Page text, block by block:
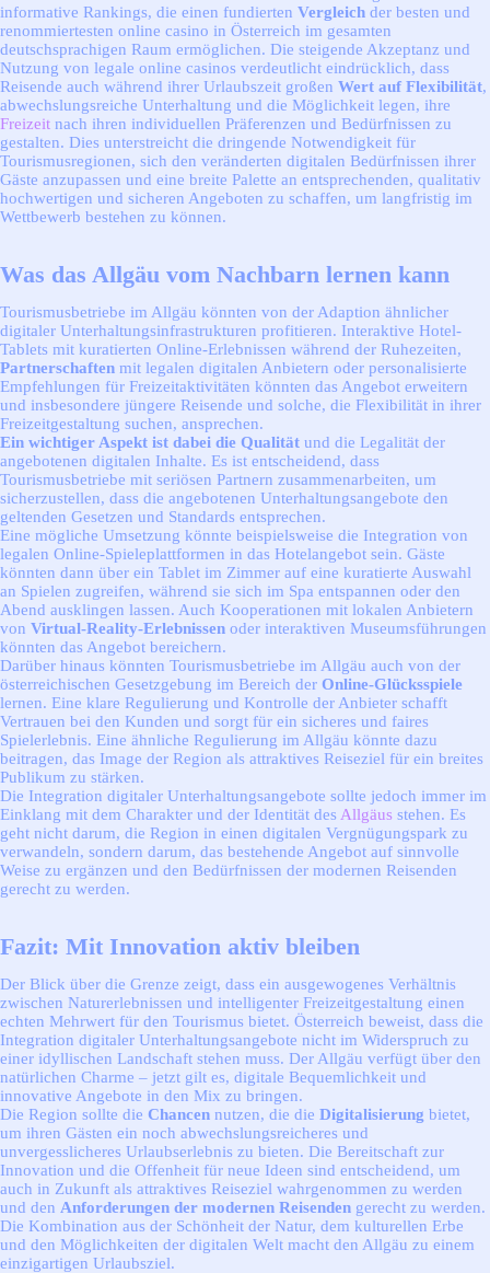
informative Rankings, die einen fundierten Vergleich der besten und
renommiertesten online casino in Österreich im gesamten
deutschsprachigen Raum ermöglichen. Die steigende Akzeptanz und
Nutzung von legale online casinos verdeutlicht eindrücklich, dass
Reisende auch während ihrer Urlaubszeit großen Wert auf Flexibilität,
abwechslungsreiche Unterhaltung und die Möglichkeit legen, ihre
Freizeit nach ihren individuellen Präferenzen und Bedürfnissen zu
gestalten. Dies unterstreicht die dringende Notwendigkeit für
Tourismusregionen, sich den veränderten digitalen Bedürfnissen ihrer
Gäste anzupassen und eine breite Palette an entsprechenden, qualitativ
hochwertigen und sicheren Angeboten zu schaffen, um langfristig im
Wettbewerb bestehen zu können.
Was das Allgäu vom Nachbarn lernen kann
Tourismusbetriebe im Allgäu könnten von der Adaption ähnlicher
digitaler Unterhaltungsinfrastrukturen profitieren. Interaktive Hotel-
Tablets mit kuratierten Online-Erlebnissen während der Ruhezeiten,
Partnerschaften mit legalen digitalen Anbietern oder personalisierte
Empfehlungen für Freizeitaktivitäten könnten das Angebot erweitern
und insbesondere jüngere Reisende und solche, die Flexibilität in ihrer
Freizeitgestaltung suchen, ansprechen.
Ein wichtiger Aspekt ist dabei die Qualität und die Legalität der
angebotenen digitalen Inhalte. Es ist entscheidend, dass
Tourismusbetriebe mit seriösen Partnern zusammenarbeiten, um
sicherzustellen, dass die angebotenen Unterhaltungsangebote den
geltenden Gesetzen und Standards entsprechen.
Eine mögliche Umsetzung könnte beispielsweise die Integration von
legalen Online-Spieleplattformen in das Hotelangebot sein. Gäste
könnten dann über ein Tablet im Zimmer auf eine kuratierte Auswahl
an Spielen zugreifen, während sie sich im Spa entspannen oder den
Abend ausklingen lassen. Auch Kooperationen mit lokalen Anbietern
von Virtual-Reality-Erlebnissen oder interaktiven Museumsführungen
könnten das Angebot bereichern.
Darüber hinaus könnten Tourismusbetriebe im Allgäu auch von der
österreichischen Gesetzgebung im Bereich der Online-Glücksspiele
lernen. Eine klare Regulierung und Kontrolle der Anbieter schafft
Vertrauen bei den Kunden und sorgt für ein sicheres und faires
Spielerlebnis. Eine ähnliche Regulierung im Allgäu könnte dazu
beitragen, das Image der Region als attraktives Reiseziel für ein breites
Publikum zu stärken.
Die Integration digitaler Unterhaltungsangebote sollte jedoch immer im
Einklang mit dem Charakter und der Identität des Allgäus stehen. Es
geht nicht darum, die Region in einen digitalen Vergnügungspark zu
verwandeln, sondern darum, das bestehende Angebot auf sinnvolle
Weise zu ergänzen und den Bedürfnissen der modernen Reisenden
gerecht zu werden.
Fazit: Mit Innovation aktiv bleiben
Der Blick über die Grenze zeigt, dass ein ausgewogenes Verhältnis
zwischen Naturerlebnissen und intelligenter Freizeitgestaltung einen
echten Mehrwert für den Tourismus bietet. Österreich beweist, dass die
Integration digitaler Unterhaltungsangebote nicht im Widerspruch zu
einer idyllischen Landschaft stehen muss. Der Allgäu verfügt über den
natürlichen Charme – jetzt gilt es, digitale Bequemlichkeit und
innovative Angebote in den Mix zu bringen.
Die Region sollte die Chancen nutzen, die die Digitalisierung bietet,
um ihren Gästen ein noch abwechslungsreicheres und
unvergesslicheres Urlaubserlebnis zu bieten. Die Bereitschaft zur
Innovation und die Offenheit für neue Ideen sind entscheidend, um
auch in Zukunft als attraktives Reiseziel wahrgenommen zu werden
und den Anforderungen der modernen Reisenden gerecht zu werden.
Die Kombination aus der Schönheit der Natur, dem kulturellen Erbe
und den Möglichkeiten der digitalen Welt macht den Allgäu zu einem
einzigartigen Urlaubsziel.